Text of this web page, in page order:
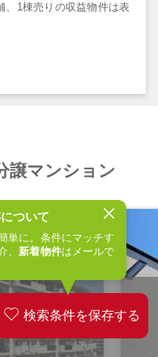
ついて
単に。条件にマッチす
、新着物件はメールで
1棟売りの収益物件は表
譲マンション